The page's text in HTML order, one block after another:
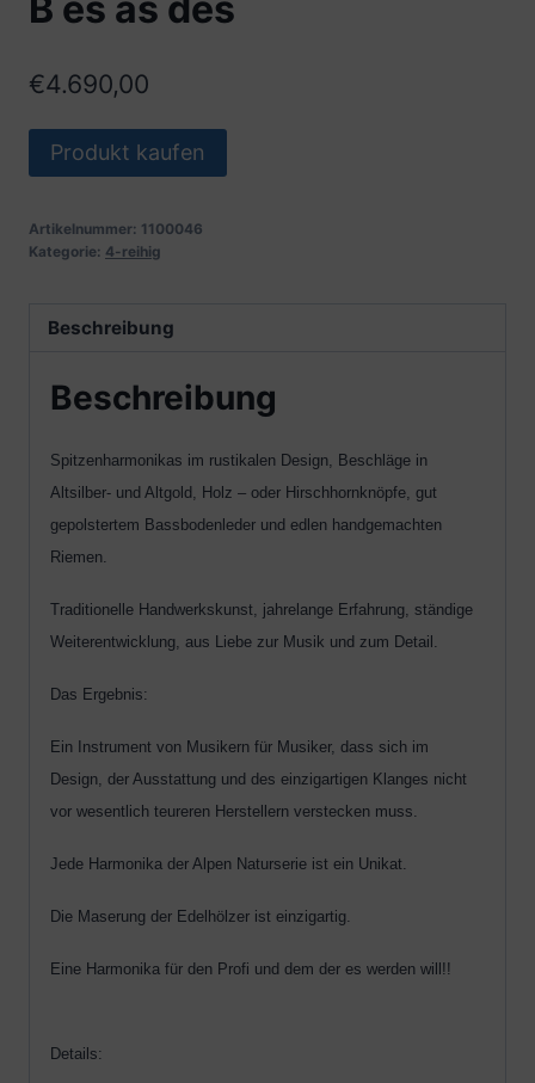
€4.690,00
Produkt kaufen
Artikelnummer: 1100046
Kategorie: 4-reihig
Beschreibung
Beschreibung
Spitzenharmonikas im rustikalen Design, Beschläge in
Altsilber- und Altgold, Holz – oder Hirschhornknöpfe, gut
gepolstertem Bassbodenleder und edlen handgemachten
Riemen.
Traditionelle Handwerkskunst, jahrelange Erfahrung, ständige
Weiterentwicklung, aus Liebe zur Musik und zum Detail.
Das Ergebnis:
Ein Instrument von Musikern für Musiker, dass sich im
Design, der Ausstattung und des einzigartigen Klanges nicht
vor wesentlich teureren Herstellern verstecken muss.
Jede Harmonika der Alpen Naturserie ist ein Unikat.
Die Maserung der Edelhölzer ist einzigartig.
Eine Harmonika für den Profi und dem der es werden will!!
Details: